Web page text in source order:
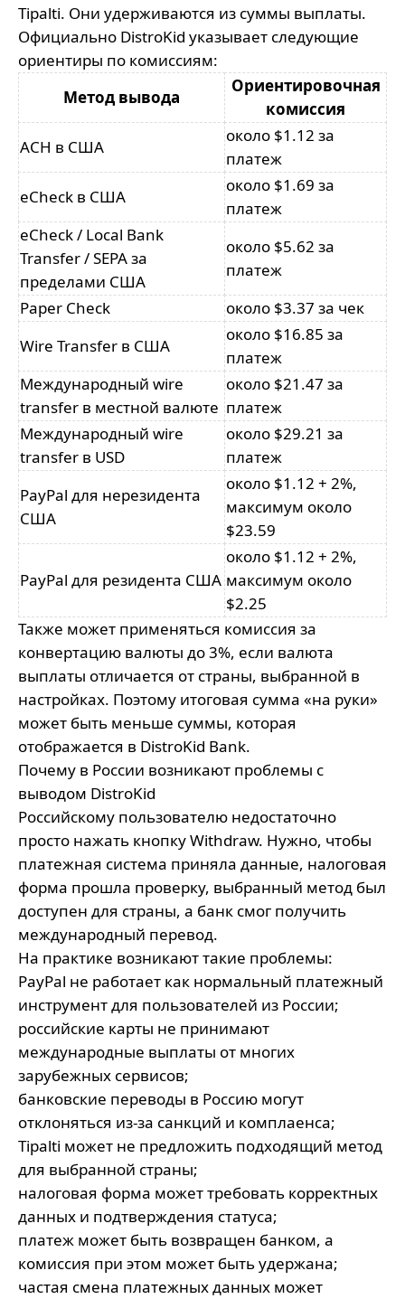
Tipalti. Они удерживаются из суммы выплаты.
Официально DistroKid указывает следующие
ориентиры по комиссиям:
Метод вывода
Ориентировочная
комиссия
ACH в США
около $1.12 за
платеж
eCheck в США
около $1.69 за
платеж
eCheck / Local Bank
Transfer / SEPA за
пределами США
около $5.62 за
платеж
Paper Check
около $3.37 за чек
Wire Transfer в США
около $16.85 за
платеж
Международный wire
transfer в местной валюте
около $21.47 за
платеж
Международный wire
transfer в USD
около $29.21 за
платеж
PayPal для нерезидента
США
около $1.12 + 2%,
максимум около
$23.59
PayPal для резидента США
около $1.12 + 2%,
максимум около
$2.25
Также может применяться комиссия за
конвертацию валюты до 3%, если валюта
выплаты отличается от страны, выбранной в
настройках. Поэтому итоговая сумма «на руки»
может быть меньше суммы, которая
отображается в DistroKid Bank.
Почему в России возникают проблемы с
выводом DistroKid
Российскому пользователю недостаточно
просто нажать кнопку Withdraw. Нужно, чтобы
платежная система приняла данные, налоговая
форма прошла проверку, выбранный метод был
доступен для страны, а банк смог получить
международный перевод.
На практике возникают такие проблемы:
PayPal не работает как нормальный платежный
инструмент для пользователей из России;
российские карты не принимают
международные выплаты от многих
зарубежных сервисов;
банковские переводы в Россию могут
отклоняться из-за санкций и комплаенса;
Tipalti может не предложить подходящий метод
для выбранной страны;
налоговая форма может требовать корректных
данных и подтверждения статуса;
платеж может быть возвращен банком, а
комиссия при этом может быть удержана;
частая смена платежных данных может